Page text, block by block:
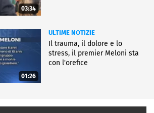
03:34
01:26
ULTIME NOTIZIE
Il trauma, il dolore e lo
stress, il premier Meloni sta
con l'orefice